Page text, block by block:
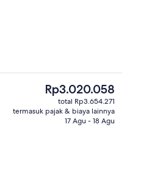
Ruang perawatan pasangan,
Harga
saat
ini
Rp3.020.058
Rp3.020.058
total Rp3.654.271
termasuk pajak & biaya lainnya
17 Agu - 18 Agu